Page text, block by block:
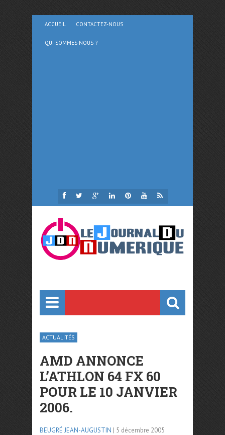
ACCUEIL CONTACTEZ-NOUS
QUI SOMMES NOUS ?
ACTUALITÉS
AMD ANNONCE
L’ATHLON 64 FX 60
POUR LE 10 JANVIER
2006.
BEUGRÉ JEAN-AUGUSTIN | 5 décembre 2005